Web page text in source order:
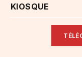
KIOSQUE